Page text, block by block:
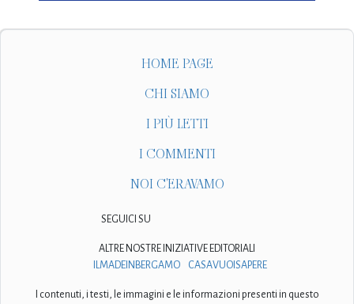
HOME PAGE
CHI SIAMO
I PIÙ LETTI
I COMMENTI
NOI C'ERAVAMO
SEGUICI SU
ALTRE NOSTRE INIZIATIVE EDITORIALI
ILMADEINBERGAMO
CASAVUOISAPERE
I contenuti, i testi, le immagini e le informazioni presenti in questo